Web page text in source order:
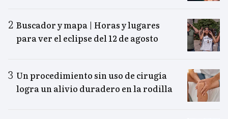
Buscador y mapa | Horas y lugares
para ver el eclipse del 12 de agosto
Un procedimiento sin uso de cirugía
logra un alivio duradero en la rodilla